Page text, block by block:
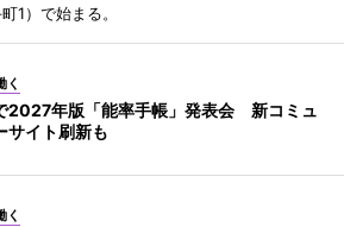
1）で始まる。
く
2027年版「能率手帳」発表会 新コミュ
サイト刷新も
く